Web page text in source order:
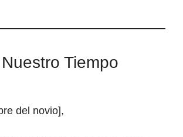
Tiempo
del novio],